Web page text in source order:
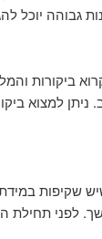
גבוהה יוכל
ביקורות
ניתן למצוא
שקיפות
לפני תחילת